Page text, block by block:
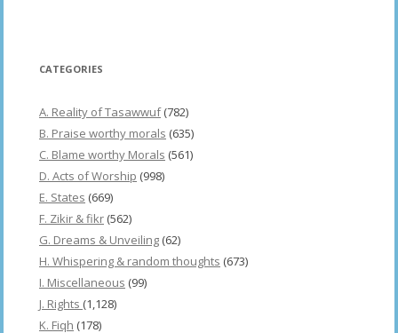
CATEGORIES
A. Reality of Tasawwuf(782)
B. Praise worthy morals (635)
C. Blame worthy Morals (561)
D. Acts of Worship (998)
E. States (669)
F. Zikir & fikr (562)
G. Dreams & Unveiling (62)
H. Whispering & random thoughts (673)
I. Miscellaneous (99)
J. Rights (1,128)
K. Fiqh (178)